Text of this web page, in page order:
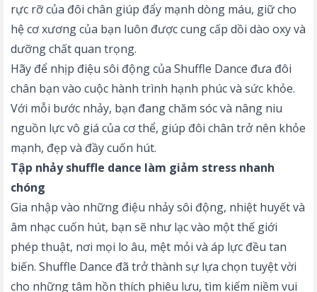
rực rỡ của đôi chân giúp đẩy mạnh dòng máu, giữ cho
hệ cơ xương của bạn luôn được cung cấp dồi dào oxy và
dưỡng chất quan trọng.
Hãy để nhịp điệu sôi động của Shuffle Dance đưa đôi
chân bạn vào cuộc hành trình hạnh phúc và sức khỏe.
Với mỗi bước nhảy, bạn đang chăm sóc và nâng niu
nguồn lực vô giá của cơ thể, giúp đôi chân trở nên khỏe
mạnh, đẹp và đầy cuốn hút.
Tập nhảy shuffle dance làm giảm stress nhanh
chóng
Gia nhập vào những điệu nhảy sôi động, nhiệt huyết và
âm nhạc cuốn hút, bạn sẽ như lạc vào một thế giới
phép thuật, nơi mọi lo âu, mệt mỏi và áp lực đều tan
biến. Shuffle Dance đã trở thành sự lựa chọn tuyệt vời
cho những tâm hồn thích phiêu lưu, tìm kiếm niềm vui